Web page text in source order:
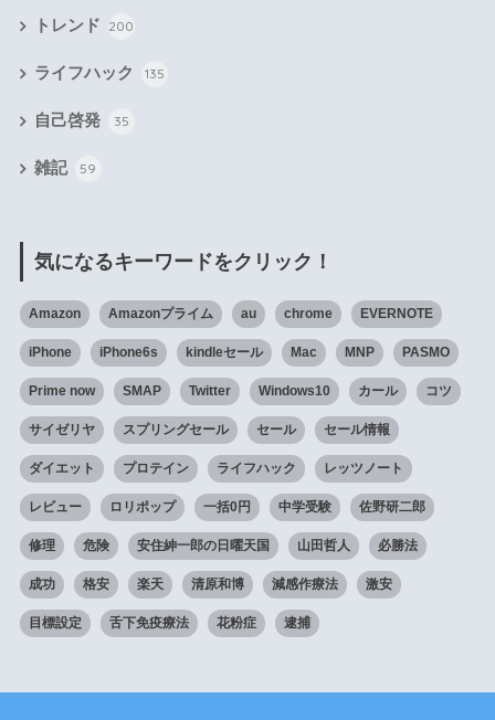
トレンド 200
ライフハック 135
自己啓発 35
雑記 59
気になるキーワードをクリック！
Amazon Amazonプライム au chrome EVERNOTE
iPhone iPhone6s kindleセール Mac MNP PASMO
Prime now SMAP Twitter Windows10 カール コツ
サイゼリヤ スプリングセール セール セール情報
ダイエット プロテイン ライフハック レッツノート
レビュー ロリポップ 一括0円 中学受験 佐野研二郎
修理 危険 安住紳一郎の日曜天国 山田哲人 必勝法
成功 格安 楽天 清原和博 減感作療法 激安
目標設定 舌下免疫療法 花粉症 逮捕